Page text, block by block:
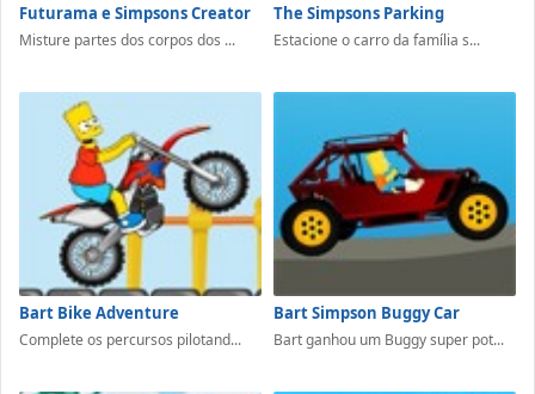
Futurama e Simpsons Creator
Misture partes dos corpos dos ...
The Simpsons Parking
Estacione o carro da família s...
Bart Bike Adventure
Complete os percursos pilotand...
Bart Simpson Buggy Car
Bart ganhou um Buggy super pot...